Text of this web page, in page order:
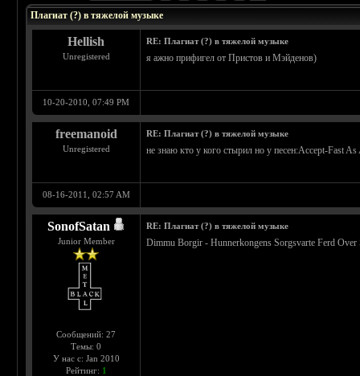
Плагиат (?) в тяжелой музыке
Hellish
Unregistered
RE: Плагиат (?) в тяжелой музыке
я ажно прифигел от Пристов и Мэйденов)
10-20-2010, 07:49 PM
freemanoid
Unregistered
RE: Плагиат (?) в тяжелой музыке
не знаю кто у кого стырил но у песен:Accept-Fast
08-16-2011, 02:57 AM
SonofSatan
Junior Member
Сообщений: 27
Темы: 0
У нас с: Jan 2010
Рейтинг: 1
RE: Плагиат (?) в тяжелой музыке
Dimmu Borgir - Hunnerkongens Sorgsvarte Ferd Over